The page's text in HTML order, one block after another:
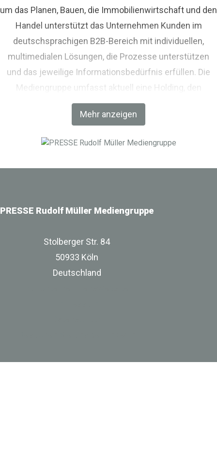
Mehr anzeigen
um das Planen, Bauen, die Immobilienwirtschaft und den
Handel unterstützt das Unternehmen Kunden im
deutschsprachigen B2B-Bereich mit individuellen,
multimedialen Lösungen, die Prozesse unterstützen
und das jeweilige Informationsbedürfnis erfüllen. Die
Mediengruppe umfasst aktuell eine Holding, den
Fachverlag RM Rudolf Müller Medien und mit der BIM
World MUNICH eine Netzwerkplattform für Akteure der
PRESSE Rudolf Müller Mediengruppe
Stolberger Str. 84
50933 Köln
Deutschland